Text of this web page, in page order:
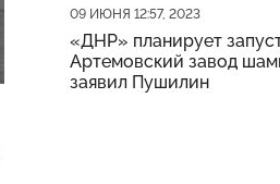
Дата публикации
09 ИЮНЯ 12:57, 2023
«ДНР» планирует
Артемовский завод
заявил Пушилин